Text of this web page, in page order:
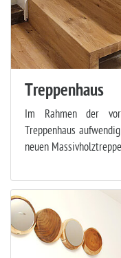
Treppenhaus
Im Rahmen der
Treppenhaus
neuen